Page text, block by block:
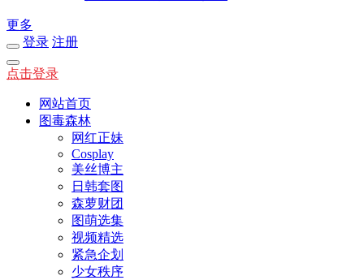
更多
登录 注册
点击登录
网站首页
图毒森林
网红正妹
Cosplay
美丝博主
日韩套图
森萝财团
图萌选集
视频精选
紧急企划
少女秩序